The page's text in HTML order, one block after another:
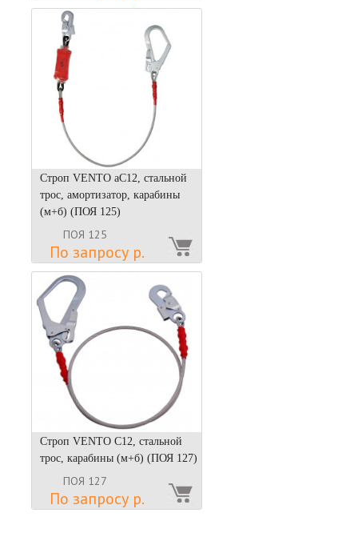
Строп VENTO aС12, стальной
трос, амортизатор, карабины
(м+б) (ПОЯ 125)
ПОЯ 125
По запросу р.
Строп VENTO С12, стальной
трос, карабины (м+б) (ПОЯ 127)
ПОЯ 127
По запросу р.